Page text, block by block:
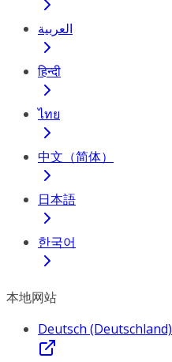
العربية
हिन्दी
ไทย
中文（简体）
日本語
한국어
本地网站
Deutsch (Deutschland)